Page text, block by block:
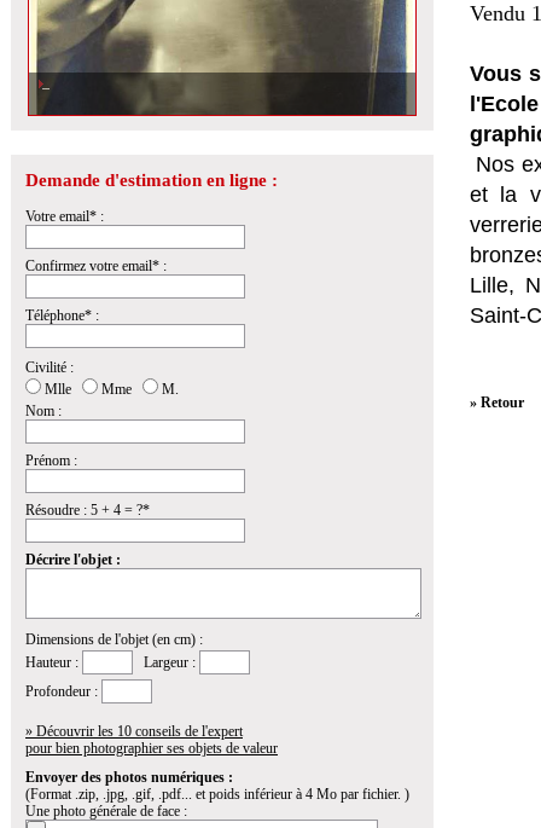
Demande d'estimation en ligne :
Votre email* :
Confirmez votre email* :
Téléphone* :
Civilité :
Mlle
Mme
M.
Nom :
Prénom :
Résoudre : 5 + 4 = ?*
Décrire l'objet :
Dimensions de l'objet (en cm) :
Hauteur :
Largeur :
Profondeur :
» Découvrir les 10 conseils de l'expert
pour bien photographier ses objets de valeur
Envoyer des photos numériques :
(Format .zip, .jpg, .gif, .pdf... et poids inférieur à 4 Mo par fichier. )
Une photo générale de face :
Vendu
Vous
Nos
et la
Lille,
Saint-
» Retour